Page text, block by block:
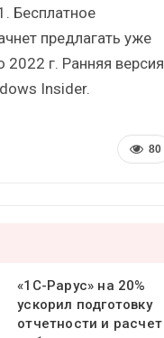
Бесплатное
предлагать уже
г. Ранняя версия
Insider.
80
«1С-Рарус» на 20%
ускорил подготовку
отчетности и расчет